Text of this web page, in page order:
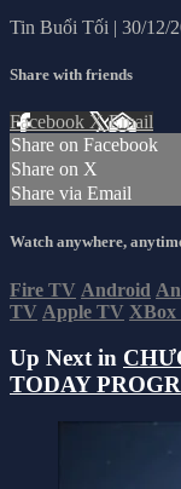
Tin Buổi Tối | 30/12/
Share with friends
Facebook XEmail
Share on Facebook
Share on X
Share via Email
Watch anywhere,
Fire TV Android
TV Apple TV XBox
Up Next in
TODAY